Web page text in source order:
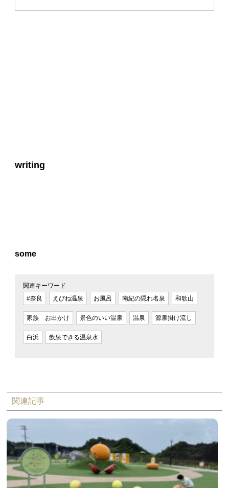
writing
some
関連キーワード
#奈良
えびね温泉 お風呂 南紀の隠れ名泉 和歌山
家族 お出かけ 景色のいい温泉 温泉 源泉掛け流し
白浜 飲泉できる温泉水
関連記事